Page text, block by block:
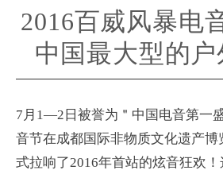
2016百威风暴电
中国最大型的
7月1—2日被誉为＂中国电音第一
音节在成都国际非物质文化遗产博
式拉响了2016年首站的炫音狂欢